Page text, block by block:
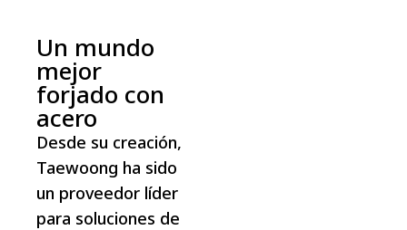
Un mundo
mejor
forjado con
acero
Desde su creación,
Taewoong ha sido
un proveedor líder
para soluciones de